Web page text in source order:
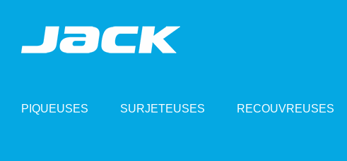
PIQUEUSES SURJETEUSES RECOUVREUSES